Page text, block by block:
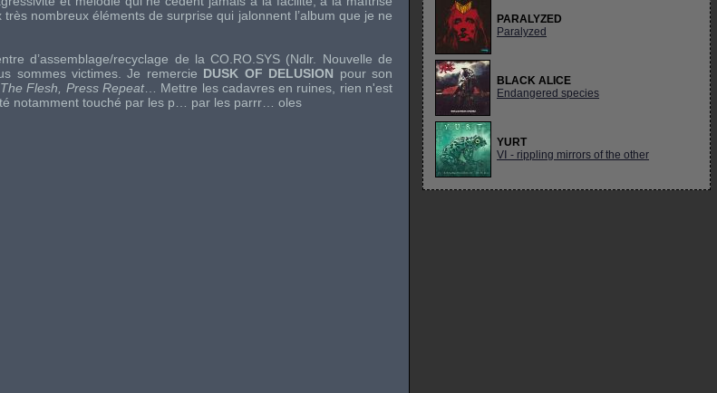
nombreux éléments de surprise qui jalonnent l’album que je ne
d’assemblage/recyclage de la CO.RO.SYS (Ndlr. Nouvelle de
sommes victimes. Je remercie DUSK OF DELUSION pour son
Flesh, Press Repeat… Mettre les cadavres en ruines, rien n'est
notamment touché par les p… par les parrr… oles
PARALYZED
Paralyzed
BLACK ALICE
Endangered species
YURT
Vꓲ - rippling mirrors of the other